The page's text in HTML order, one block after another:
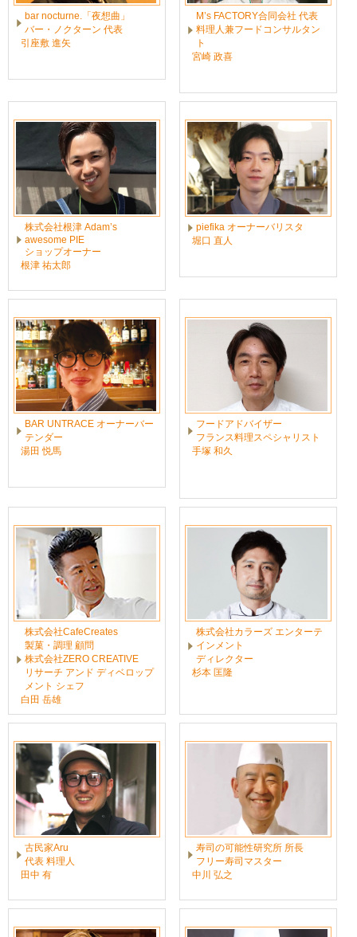
bar nocturne.「夜想曲」
バー・ノクターン 代表
引座敷 進矢
M’s FACTORY合同会社 代表
料理人兼フードコンサルタン
ト
宮崎 政喜
株式会社根津 Adam’s
awesome PIE
ショップオーナー
根津 祐太郎
piefika オーナーバリスタ
堀口 直人
BAR UNTRACE オーナーバー
テンダー
湯田 悦馬
フードアドバイザー
フランス料理スペシャリスト
手塚 和久
株式会社CafeCreates
製菓・調理 顧問
株式会社ZERO CREATIVE
リサーチ アンド ディベロップ
メント シェフ
白田 岳雄
株式会社カラーズ エンターテ
インメント
ディレクター
杉本 匡隆
古民家Aru
代表 料理人
田中 有
寿司の可能性研究所 所長
フリー寿司マスター
中川 弘之